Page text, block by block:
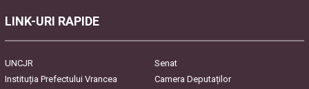
LINK-URI RAPIDE
UNCJR
Senat
Instituția Prefectului Vrancea
Camera Deputaților